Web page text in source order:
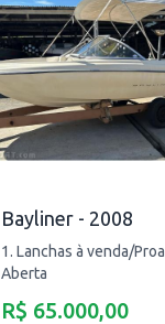
Bayliner - 2008
1. Lanchas à venda/Proa
Aberta
R$ 65.000,00